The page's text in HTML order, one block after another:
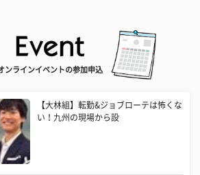
ンラインイベントの参加申込
【大林組】転勤&ジョブローテは怖くな
い！九州の現場から設